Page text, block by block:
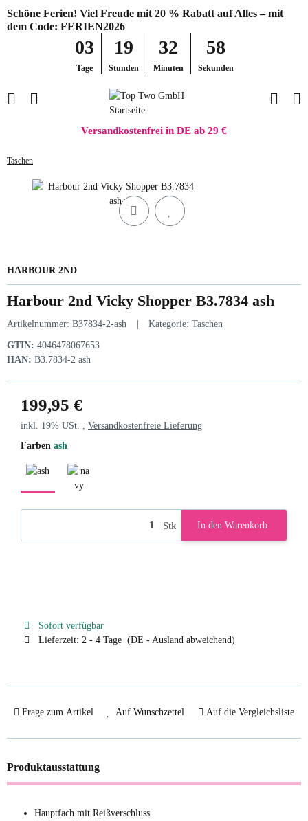
Schöne Ferien! Viel Freude mit 20 % Rabatt auf Alles – mit
dem Code: FERIEN2026
03
Tage
19
Stunden
32
Minuten
58
Sekunden
Versandkostenfrei in DE ab 29 €
Taschen
HARBOUR 2ND
Harbour 2nd Vicky Shopper B3.7834 ash
Artikelnummer: B37834-2-ash Kategorie: Taschen
GTIN: 4046478067653
HAN: B3.7834-2 ash
199,95 €
inkl. 19% USt. , Versandkostenfreie Lieferung
Farben ash
Stk In den Warenkorb
Sofort verfügbar
Lieferzeit: 2 - 4 Tage (DE - Ausland abweichend)
Frage zum Artikel Auf Wunschzettel Auf die Vergleichsliste
Produktausstattung
Hauptfach mit Reißverschluss